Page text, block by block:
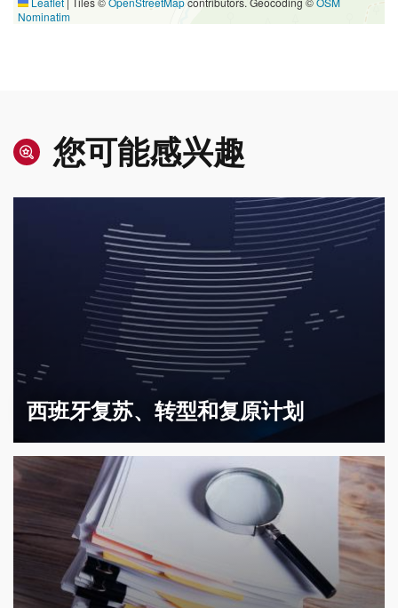
Nominatim
您可能感兴趣
西班牙复苏、转型和复原计划